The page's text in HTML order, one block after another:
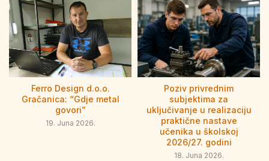
Ferro Design d.o.o.
Gračanica: “Gdje metal
govori”
19. Juna 2026.
Poziv privrednim
subjektima za
uključivanje u realizaciju
praktične nastave
učenika u školskoj
2026/27. godini
18. Juna 2026.